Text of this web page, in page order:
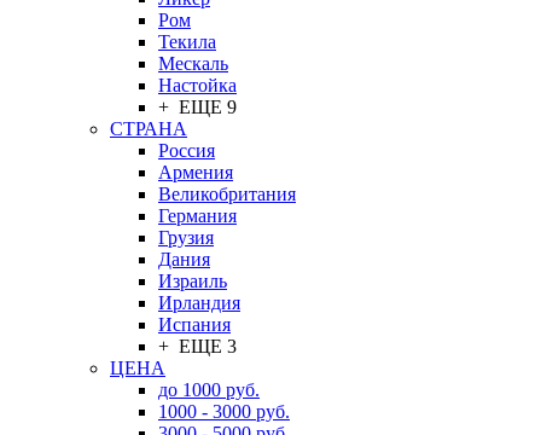
Ром
Текила
Мескаль
Настойка
+ ЕЩЕ 9
СТРАНА
Россия
Армения
Великобритания
Германия
Грузия
Дания
Израиль
Ирландия
Испания
+ ЕЩЕ 3
ЦЕНА
до 1000 руб.
1000 - 3000 руб.